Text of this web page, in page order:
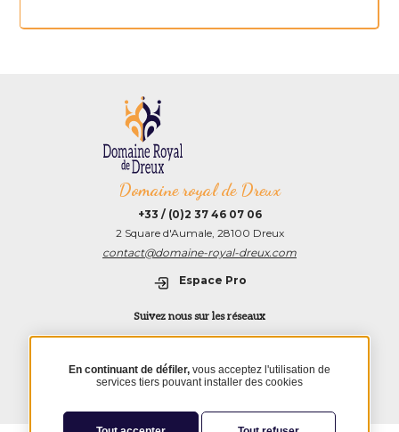
Domaine royal de Dreux
+33 / (0)2 37 46 07 06
2 Square d'Aumale, 28100 Dreux
contact@domaine-royal-dreux.com
Espace Pro
Suivez nous sur les réseaux
TripAdvisorInstagramFacebookYoutube
Colloque
du
Plan du site
En continuant de défiler, vous acceptez l'utilisation de
services tiers pouvant installer des cookies